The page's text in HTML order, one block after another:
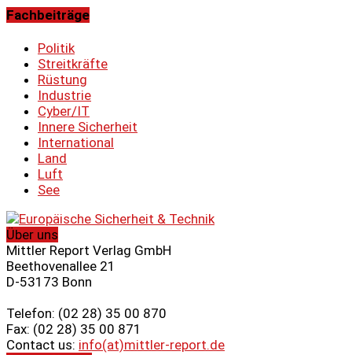
Fachbeiträge
Politik
Streitkräfte
Rüstung
Industrie
Cyber/IT
Innere Sicherheit
International
Land
Luft
See
Über uns
Mittler Report Verlag GmbH
Beethovenallee 21
D-53173 Bonn
Telefon: (02 28) 35 00 870
Fax: (02 28) 35 00 871
Contact us: info(at)mittler-report.de